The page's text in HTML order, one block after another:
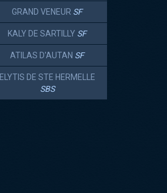
GRAND VENEUR SF
KALY DE SARTILLY SF
ATILAS D'AUTAN SF
ELYTIS DE STE HERMELLE
SBS